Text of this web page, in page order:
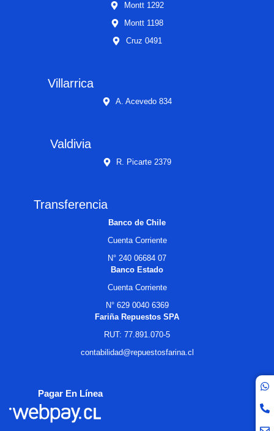
Montt 1292
Montt 1198
Cruz 0491
Villarrica
A. Acevedo 834
Valdivia
R. Picarte 2379
Transferencia
Banco de Chile
Cuenta Corriente
N° 240 06684 07
Banco Estado
Cuenta Corriente
N° 629 0040 6369
Fariña Repuestos SPA
RUT: 77.891.070-5
contabilidad@repuestosfarina.cl
Pagar En Línea